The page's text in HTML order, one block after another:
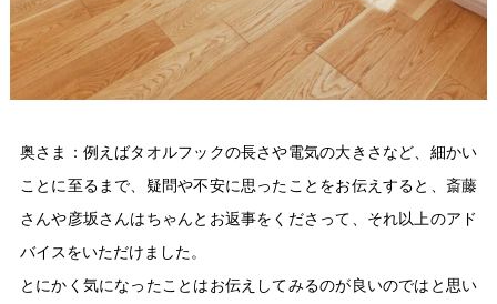
奥さま：例えばタオルフックの長さや電気の大きさなど、細かい
ことに至るまで、疑問や不安に思ったことをお伝えすると、斎藤
さんや彦坂さんはちゃんとお返事をくださって、それ以上のアド
バイスをいただけました。
とにかく気になったことはお伝えしてみるのが良いのではと思い